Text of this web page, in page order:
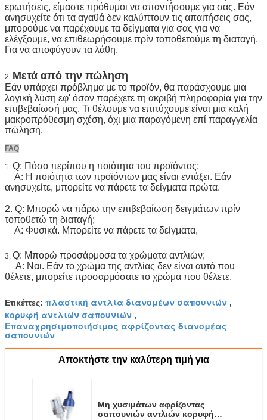
ερωτήσεις, είμαστε πρόθυμοι να απαντήσουμε για σας. Εάν
ανησυχείτε ότι τα αγαθά δεν καλύπτουν τις απαιτήσεις σας,
μπορούμε να παρέχουμε τα δείγματα για σας για να
ελέγξουμε, να επιθεωρήσουμε πρίν τοποθετούμε τη διαταγή.
Για να αποφύγουν τα λάθη.
2. Μετά από την πώληση
Εάν υπάρχει πρόβλημα με το προϊόν, θα παράσχουμε μια
λογική λύση εφ' όσον παρέχετε τη ακριβή πληροφορία για την
επιβεβαίωσή μας. Τι θέλουμε να επιτύχουμε είναι μια καλή
μακροπρόθεσμη σχέση, όχι μια παραγόμενη επί παραγγελία
πώληση.
FAQ
1. Q: Πόσο περίπου η ποιότητα του προϊόντος;
Α: Η ποιότητα των προϊόντων μας είναι εντάξει. Εάν
ανησυχείτε, μπορείτε να πάρετε τα δείγματα πρώτα.
2. Q: Μπορώ να πάρω την επιβεβαίωση δειγμάτων πρίν
τοποθετώ τη διαταγή;
Α: Φυσικά. Μπορείτε να πάρετε τα δείγματα,
3. Q: Μπορώ προσάρμοσα τα χρώματα αντλιών;
Α: Ναι. Εάν το χρώμα της αντλίας δεν είναι αυτό που
θέλετε, μπορείτε προσαρμόσατε το χρώμα που θέλετε.
Ετικέττες: πλαστική αντλία διανομέων σαπουνιών ,
κορυφή αντλιών σαπουνιών ,
Επαναχρησιμοποιήσιμος αφρίζοντας διανομέας
σαπουνιών
Αποκτήστε την καλύτερη τιμή για
Μη χυσιμάτων αφρίζοντας
σαπουνιών αντλιών κορυφή